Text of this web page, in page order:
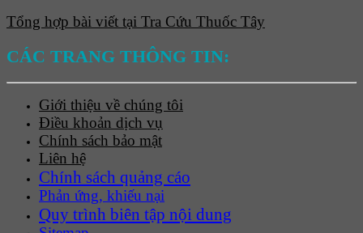
Tổng hợp bài viết tại Tra Cứu Thuốc Tây
CÁC TRANG THÔNG TIN:
Giới thiệu về chúng tôi
Điều khoản dịch vụ
Chính sách bảo mật
Liên hệ
Chính sách quảng cáo
Phản ứng, khiếu nại
Quy trình biên tập nội dung